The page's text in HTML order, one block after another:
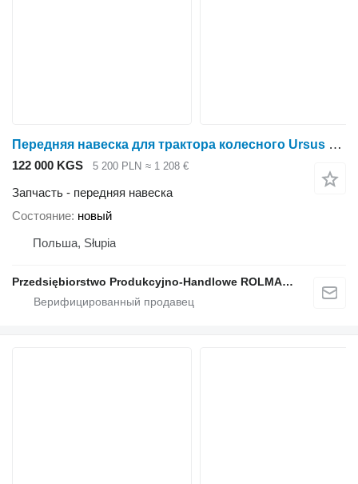
Передняя навеска для трактора колесного Ursus C-4011 C-355 C-360
122 000 KGS 5 200 PLN ≈ 1 208 €
Запчасть - передняя навеска
Состояние новый
Польша, Słupia
Przedsiębiorstwo Produkcyjno-Handlowe ROLMAPOL Marcin Dziekan